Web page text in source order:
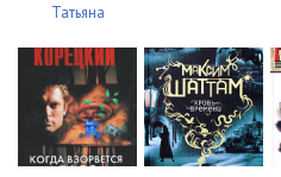
Татьяна